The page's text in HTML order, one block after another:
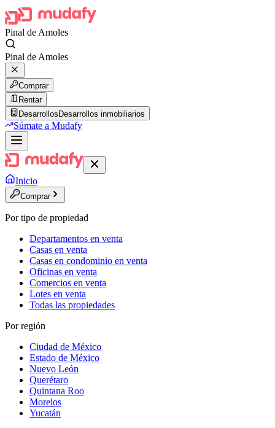
Pinal de Amoles
Pinal de Amoles
Comprar
Rentar
Desarrollos Desarrollos inmobiliarios
Súmate a Mudafy
Inicio
Comprar
Por tipo de propiedad
Departamentos en venta
Casas en venta
Casas en condominio en venta
Oficinas en venta
Comercios en venta
Lotes en venta
Todas las propiedades
Por región
Ciudad de México
Estado de México
Nuevo León
Querétaro
Quintana Roo
Morelos
Yucatán